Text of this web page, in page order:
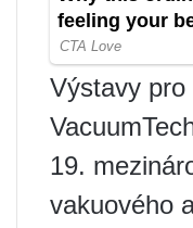
Výstavy pro
19.
vakuového